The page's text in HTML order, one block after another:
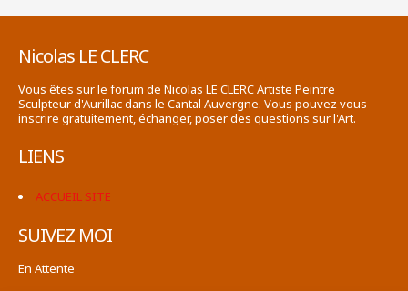
Nicolas LE CLERC
Vous êtes sur le forum de Nicolas LE CLERC Artiste Peintre
Sculpteur d'Aurillac dans le Cantal Auvergne. Vous pouvez vous
inscrire gratuitement, échanger, poser des questions sur l'Art.
LIENS
ACCUEIL SITE
SUIVEZ MOI
En Attente